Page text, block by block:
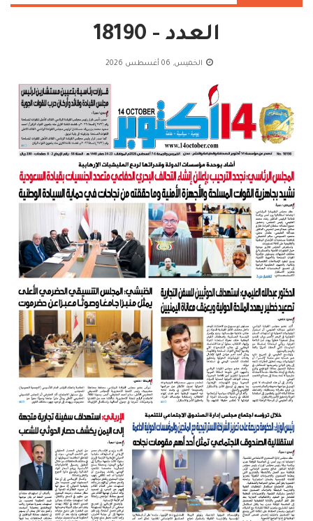
العدد - 18190
الخميس, 06 أغسطس 2026